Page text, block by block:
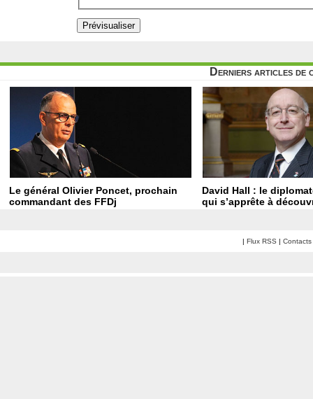
Derniers articles de
Le général Olivier Poncet, prochain
commandant des FFDj
David Hall : le
qui s’apprête à
| Flux RSS | Contacts